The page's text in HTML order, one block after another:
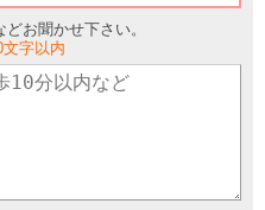
お聞かせ下さい。
字以内